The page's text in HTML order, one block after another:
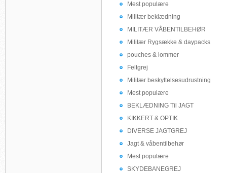
Mest populære
Militær beklædning
MILITÆR VÅBENTILBEHØR
Militær Rygsække & daypacks
pouches & lommer
Feltgrej
Militær beskyttelsesudrustning
Mest populære
BEKLÆDNING Til JAGT
KIKKERT & OPTIK
DIVERSE JAGTGREJ
Jagt & våbentilbehør
Mest populære
SKYDEBANEGREJ